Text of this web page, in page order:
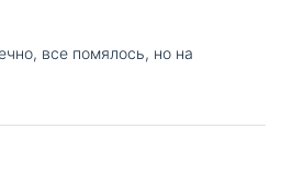
все помялось, но на